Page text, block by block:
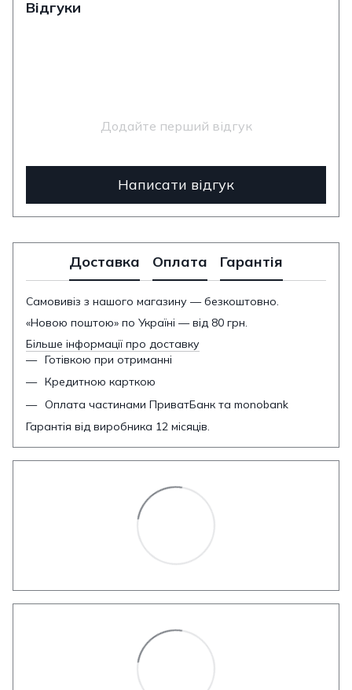
Відгуки
Додайте перший відгук
Написати відгук
Доставка Оплата Гарантія
Самовивіз з нашого магазину — безкоштовно.
«Новою поштою» по Україні — від 80 грн.
Більше інформації про доставку
Готівкою при отриманні
Кредитною карткою
Оплата частинами ПриватБанк та monobank
Гарантія від виробника 12 місяців.